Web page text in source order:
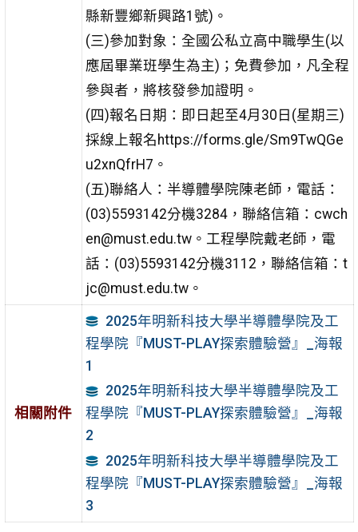
縣新豐鄉新興路1號)。
(三)參加對象：全國公私立高中職學生(以
應屆畢業班學生為主)；免費參加，凡全程
參與者，將核發參加證明。
(四)報名日期：即日起至4月30日(星期三)
採線上報名https://forms.gle/Sm9TwQGe
u2xnQfrH7。
(五)聯絡人：半導體學院陳老師，電話：
(03)5593142分機3284，聯絡信箱：cwch
en@must.edu.tw。工程學院戴老師，電
話：(03)5593142分機3112，聯絡信箱：t
jc@must.edu.tw。
相關附件
2025年明新科技大學半導體學院及工
程學院『MUST-PLAY探索體驗營』_海報
1
2025年明新科技大學半導體學院及工
程學院『MUST-PLAY探索體驗營』_海報
2
2025年明新科技大學半導體學院及工
程學院『MUST-PLAY探索體驗營』_海報
3